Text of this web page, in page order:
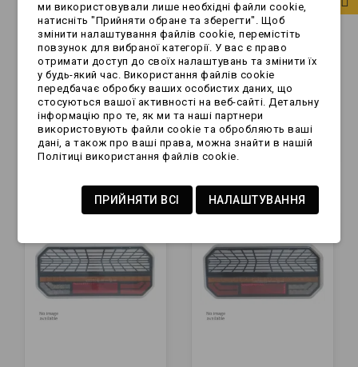
Lampa tylna - L1873 -
LED - tylna zespolona
uniwersalna mała
owalna TL
71,99 zł
Lampa tylna - L1884 -
LED - okrągła
zespolona | PRAWA
84,99 zł
ми використовували лише необхідні файли cookie,
натисніть "Прийняти обране та зберегти". Щоб
змінити налаштування файлів cookie, перемістіть
повзунок для вибраної категорії. У вас є право
отримати доступ до своїх налаштувань та змінити їх
у будь-який час. Використання файлів cookie
передбачає обробку ваших особистих даних, що
стосуються вашої активності на веб-сайті. Детальну
інформацію про те, як ми та наші партнери
використовують файли cookie та обробляють ваші
дані, а також про ваші права, можна знайти в нашій
Політиці використання файлів cookie.
НАЛАШТУВАННЯ
ПРИЙНЯТИ ВСІ